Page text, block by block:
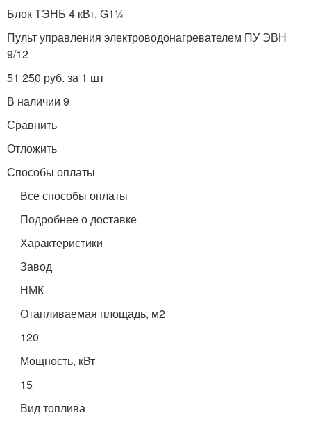
Блок ТЭНБ 4 кВт, G1¼
Пульт управления электроводонагревателем ПУ ЭВН
9/12
51 250 руб. за 1 шт
В наличии 9
Сравнить
Отложить
Способы оплаты
Все способы оплаты
Подробнее о доставке
Характеристики
Завод
НМК
Отапливаемая площадь, м2
120
Мощность, кВт
15
Вид топлива